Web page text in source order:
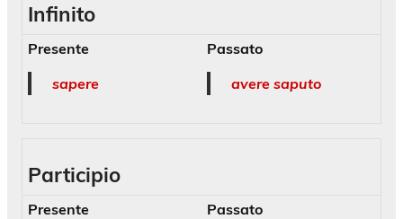
Infinito
Presente
sapere
Passato
avere saputo
Participio
Presente
Passato